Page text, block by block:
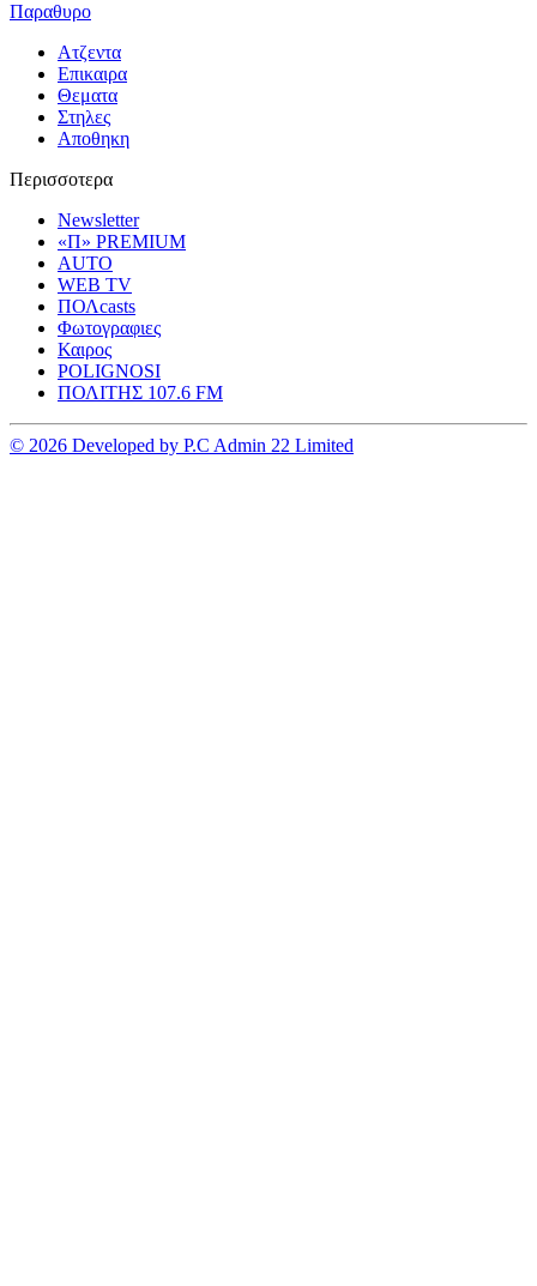
Παραθυρο
Ατζεντα
Επικαιρα
Θεματα
Στηλες
Αποθηκη
Περισσοτερα
Newsletter
«Π» PREMIUM
AUTO
WEB TV
ΠΟΛcasts
Φωτογραφιες
Καιρος
POLIGNOSI
ΠΟΛΙΤΗΣ 107.6 FM
© 2026 Developed by P.C Admin 22 Limited